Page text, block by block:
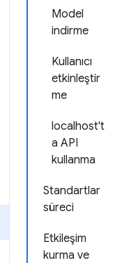
Model
indirme
Kullanıcı
etkinleştir
me
localhost't
a API
kullanma
Standartlar
süreci
Etkileşim
kurma ve